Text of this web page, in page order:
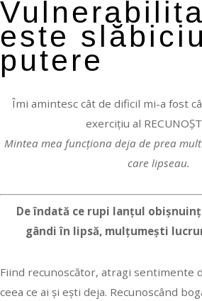
este
putere
Îmi amintesc cât de dificil mi-a fost
exercițiu al
Mintea mea funcționa deja de prea
care lipseau.
De îndată ce rupi lanțul
gândi în lipsă, mulțumești
Fiind recunoscător, atragi sentimente
ceea ce ai și ești deja. Recunoscând